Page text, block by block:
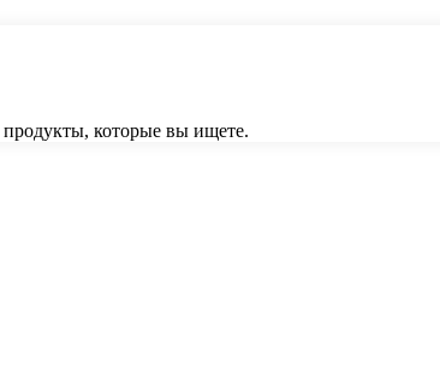
продукты, которые вы ищете.